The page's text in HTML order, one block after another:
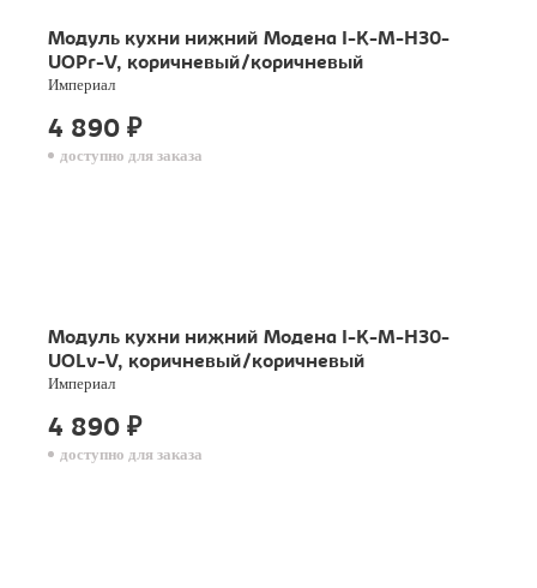
Модуль кухни нижний Модена I-K-M-H30-
UOPr-V, коричневый/коричневый
Империал
4 890 ₽
доступно для заказа
Модуль кухни нижний Модена I-K-M-H30-
UOLv-V, коричневый/коричневый
Империал
4 890 ₽
доступно для заказа